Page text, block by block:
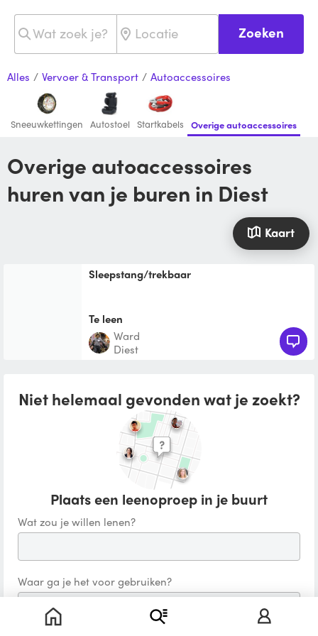
Zoeken
Alles / Vervoer & Transport / Autoaccessoires
Sneeuwkettingen Autostoel Startkabels Overige autoaccessoires
Overige autoaccessoires
huren van je buren in Diest
Kaart
Sleepstang/trekbaar
Te leen
Ward
Diest
Niet helemaal gevonden wat je zoekt?
Plaats een leenoproep in je buurt
Wat zou je willen lenen?
Waar ga je het voor gebruiken?